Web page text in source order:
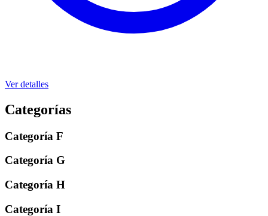
Ver detalles
Categorías
Categoría F
Categoría G
Categoría H
Categoría I